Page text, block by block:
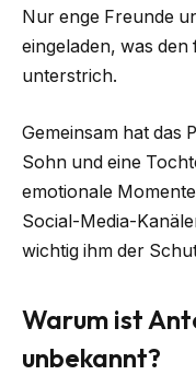
Nur enge Freunde
eingeladen, was
unterstrich.
Gemeinsam hat das
Sohn und eine
emotionale
Social-Media-
wichtig ihm der
Warum ist
unbekannt?